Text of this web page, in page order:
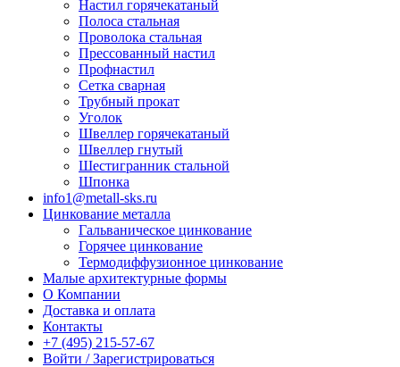
Настил горячекатаный
Полоса стальная
Проволока стальная
Прессованный настил
Профнастил
Сетка сварная
Трубный прокат
Уголок
Швеллер горячекатаный
Швеллер гнутый
Шестигранник стальной
Шпонка
info1@metall-sks.ru
Цинкование металла
Гальваническое цинкование
Горячее цинкование
Термодиффузионное цинкование
Малые архитектурные формы
О Компании
Доставка и оплата
Контакты
+7 (495) 215-57-67
Войти / Зарегистрироваться